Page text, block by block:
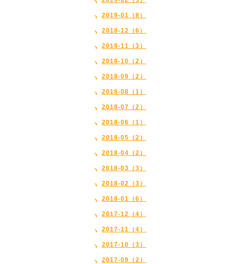
2019-01（8）
2018-12（6）
2018-11（3）
2018-10（2）
2018-09（2）
2018-08（1）
2018-07（2）
2018-06（1）
2018-05（2）
2018-04（2）
2018-03（3）
2018-02（3）
2018-01（6）
2017-12（4）
2017-11（4）
2017-10（3）
2017-09（2）